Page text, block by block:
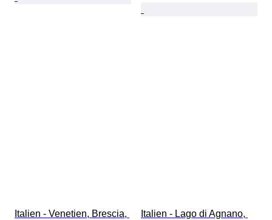
Italien - Venetien, Brescia,
Italien - Lago di Agnano,